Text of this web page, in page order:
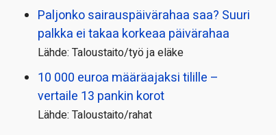
Paljonko sairauspäivä­rahaa saa? Suuri
palkka ei takaa korkeaa päivärahaa
Lähde: Taloustaito/työ ja eläke
10 000 euroa määräajaksi tilille –
vertaile 13 pankin korot
Lähde: Taloustaito/rahat